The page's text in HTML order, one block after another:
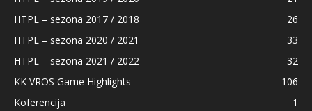
HTPL – sezona 2017 / 2018
26
HTPL – sezona 2020 / 2021
33
HTPL – sezona 2021 / 2022
32
KK VROS Game Highlights
106
Koferencija
1